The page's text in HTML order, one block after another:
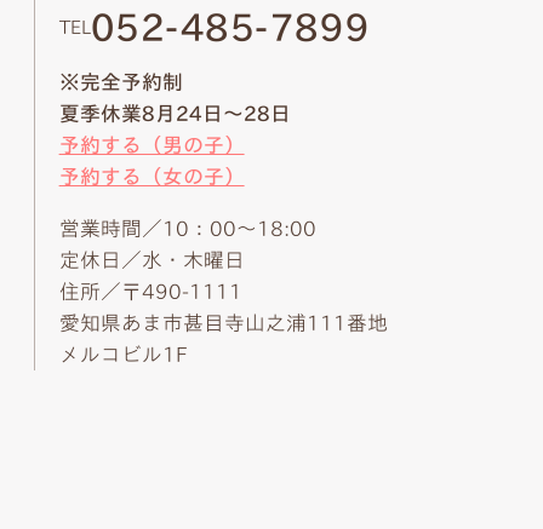
TEL 052-485-7899
※完全予約制
夏季休業8月24日～28日
予約する（男の子）
予約する（女の子）
営業時間／10：00～18:00
定休日／水・木曜日
住所／〒490-1111
愛知県あま市甚目寺山之浦111番地
メルコビル1F